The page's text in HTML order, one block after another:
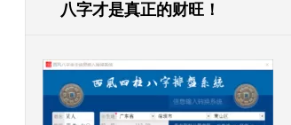
八字才是真正的财旺！